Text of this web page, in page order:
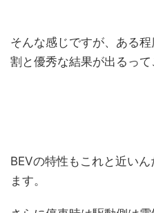
そんな感じですが、ある
割と優秀な結果が出るって
BEVの特性もこれと近い
ます。